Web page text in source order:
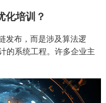
化培训？
发布，而是涉及算法逻
的系统工程。许多企业主